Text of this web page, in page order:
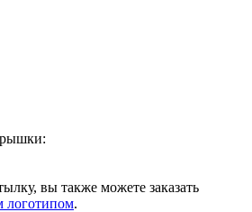
вы также можете заказать
логотипом.